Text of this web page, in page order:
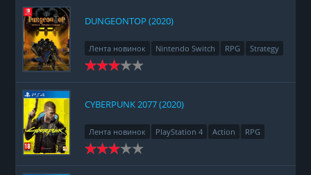
DUNGEONTOP (2020)
Лента новинок Nintendo Switch RPG Strategy
CYBERPUNK 2077 (2020)
Лента новинок PlayStation 4 Action
RPG
Racing
Adventure